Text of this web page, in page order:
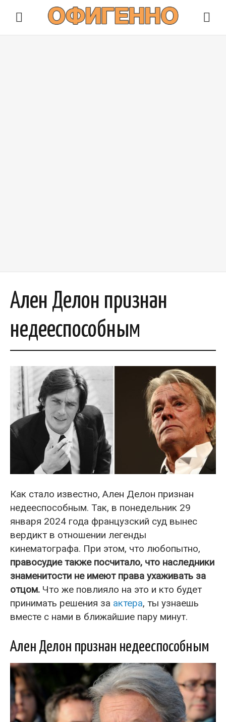
Ален Делон признан
недееспособным
Как стало известно, Ален Делон признан
недееспособным. Так, в понедельник 29
января 2024 года французский суд вынес
вердикт в отношении легенды
кинематографа. При этом, что любопытно,
правосудие также посчитало, что наследники
знаменитости не имеют права ухаживать за
отцом. Что же повлияло на это и кто будет
принимать решения за актера, ты узнаешь
вместе с нами в ближайшие пару минут.
Ален Делон признан недееспособным